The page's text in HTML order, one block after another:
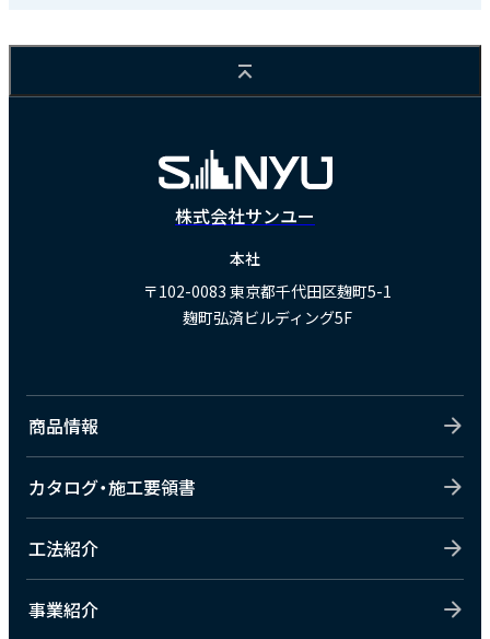
株式会社サンユー
本社
〒102-0083 東京都千代田区麹町5-1
麹町弘済ビルディング5F
商品情報
カタログ・施工要領書
工法紹介
事業紹介